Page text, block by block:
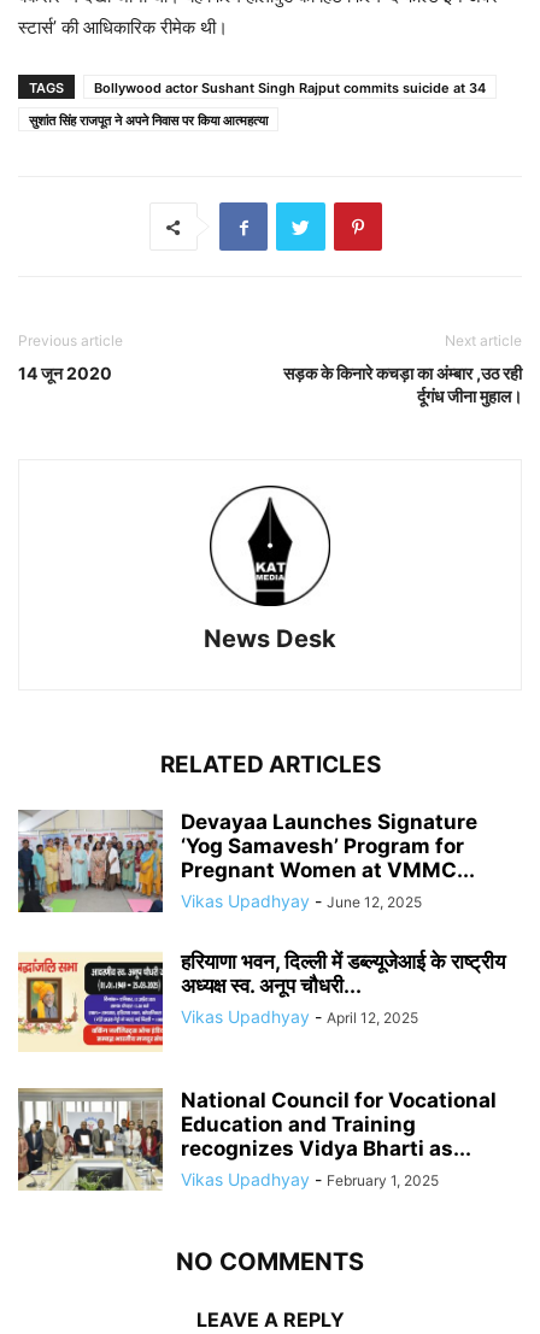
स्टार्स’ की आधिकारिक रीमेक थी।
TAGS
Bollywood actor Sushant Singh Rajput commits suicide at 34
सुशांत सिंह राजपूत ने अपने निवास पर किया आत्महत्या
Previous article
14 जून 2020
Next article
सड़क के किनारे कचड़ा का अंम्बार ,उठ रही
र्दूगंध जीना मुहाल।
News Desk
RELATED ARTICLES
Devayaa Launches Signature
‘Yog Samavesh’ Program for
Pregnant Women at VMMC...
Vikas Upadhyay - June 12, 2025
हरियाणा भवन, दिल्ली में डब्ल्यूजेआई के राष्ट्रीय
अध्यक्ष स्व. अनूप चौधरी...
Vikas Upadhyay - April 12, 2025
National Council for Vocational
Education and Training
recognizes Vidya Bharti as...
Vikas Upadhyay - February 1, 2025
NO COMMENTS
LEAVE A REPLY